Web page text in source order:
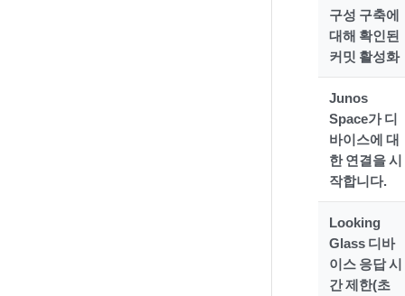
구성 구축에
대해 확인된
커밋 활성화
Junos
Space가 디
바이스에 대
한 연결을 시
작합니다.
Looking
Glass 디바
이스 응답 시
간 제한(초